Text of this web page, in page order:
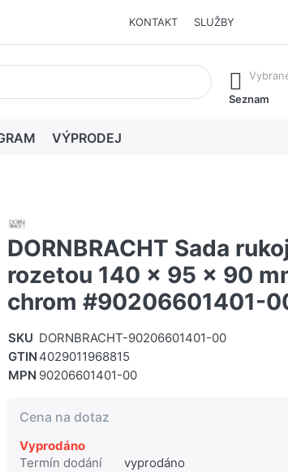
KONTAKT SLUŽBY
při zadávání. Stisknutím klávesy Enter
Seznam
VÝPRODEJ
DORNBRACHT Sada
rozetou 140 x 95 x 90
chrom #90206601401-
SKU DORNBRACHT-90206601401-00
GTIN 4029011968815
MPN 90206601401-00
Cena na dotaz
Vyprodáno
Termín dodání
vyprodáno